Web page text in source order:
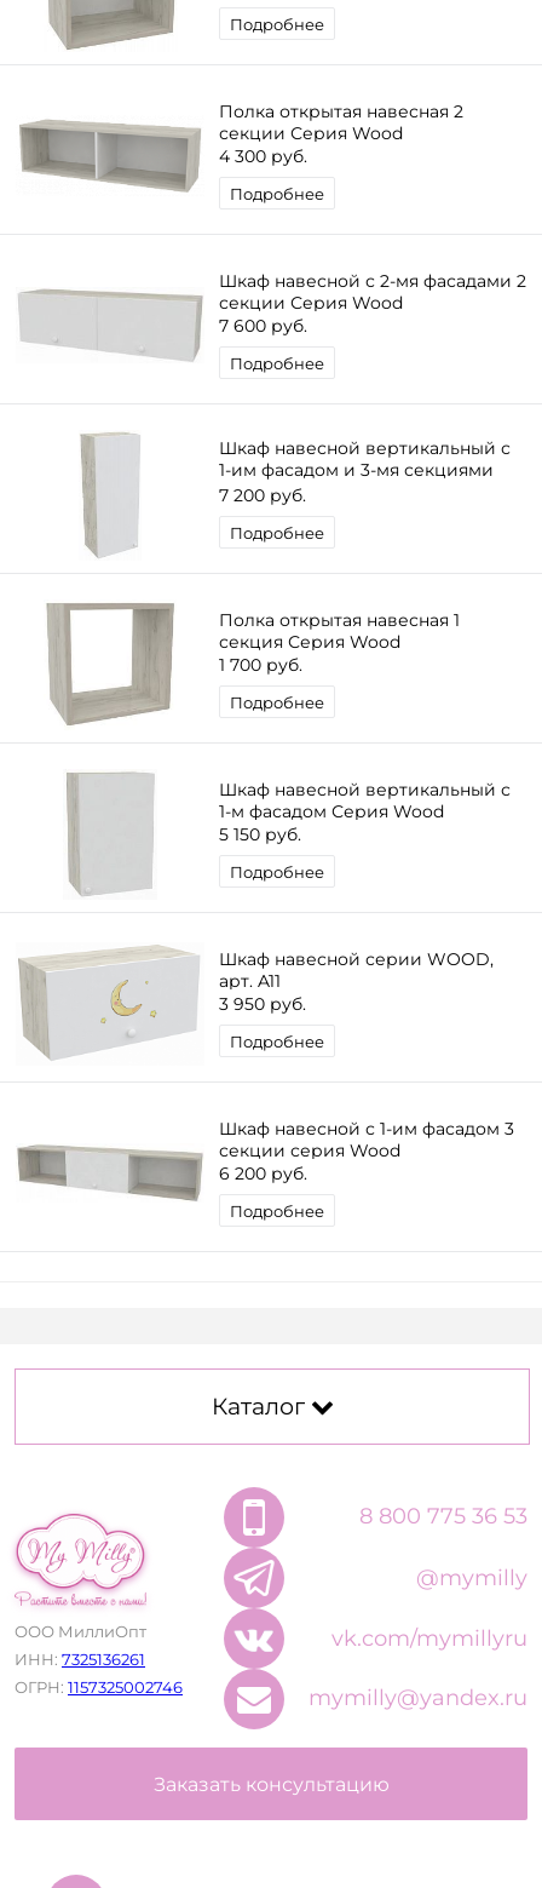
Подробнее
Полка открытая навесная 2
секции Серия Wood
4 300 руб.
Подробнее
Шкаф навесной с 2-мя фасадами 2
секции Серия Wood
7 600 руб.
Подробнее
Шкаф навесной вертикальный с
1-им фасадом и 3-мя секциями
серии Wood
7 200 руб.
Подробнее
Полка открытая навесная 1
секция Серия Wood
1 700 руб.
Подробнее
Шкаф навесной вертикальный с
1-м фасадом Серия Wood
5 150 руб.
Подробнее
Шкаф навесной серии WOOD,
арт. A11
3 950 руб.
Подробнее
Шкаф навесной с 1-им фасадом 3
секции серия Wood
6 200 руб.
Подробнее
Каталог
ООО МиллиОпт
ИНН: 7325136261
ОГРН: 1157325002746
8 800 775 36 53
@mymilly
vk.com/mymillyru
mymilly@yandex.ru
Заказать консультацию